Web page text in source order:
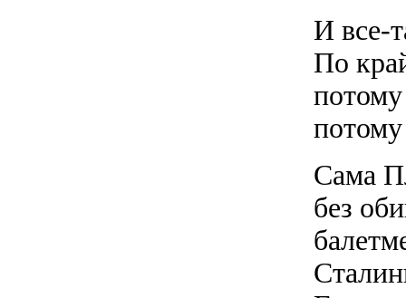
И все-
По
потому
Сама
без